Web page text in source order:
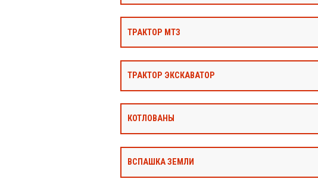
ТРАКТОР МТЗ
ТРАКТОР ЭКСКАВАТОР
КОТЛОВАНЫ
ВСПАШКА ЗЕМЛИ